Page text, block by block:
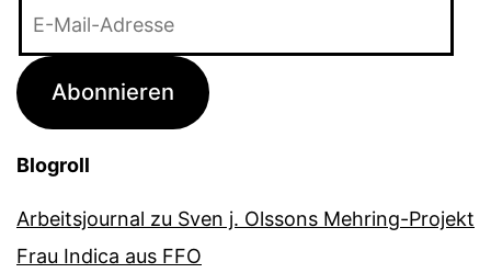
Adresse
Abonnieren
Blogroll
Arbeitsjournal zu Sven j. Olssons Mehring-Projekt
Frau Indica aus FFO